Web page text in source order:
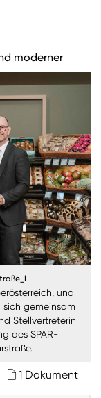
tragen Sie
ein
nicht für
moderner
und
sich gemeinsam
Stellvertreterin
des SPAR-
1 Dokument